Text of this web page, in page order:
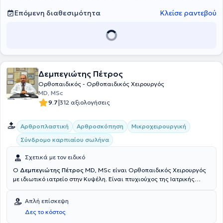
Επόμενη διαθεσιμότητα
Κλείσε ραντεβού
Δεμπεγιώτης Πέτρος
Ορθοπαιδικός - Ορθοπαιδικός Χειρουργός
MD, MSc
9.7|312 αξιολογήσεις
Αρθροπλαστική Αρθροσκόπηση
Μικροχειρουργική
Σύνδρομο καρπιαίου σωλήνα
Σχετικά με τον ειδικό
Ο Δεμπεγιώτης Πέτρος MD, MSc είναι Ορθοπαιδικός Χειρουργός
με ιδιωτικό ιατρείο στην Κυψέλη. Είναι πτυχιούχος της Ιατρικής
και έχει παρακολουθήσει πλήθος διεθνών εκπαιδευτικών
σεμιναρίων, ενώ είναι και Διπλωματούχος ιατρός στη Neural
Therapy. Είναι Συνεργάτης ιατρός της Ευρωκλινικής Αθηνών, του
Απλή επίσκεψη
Δες το κόστος